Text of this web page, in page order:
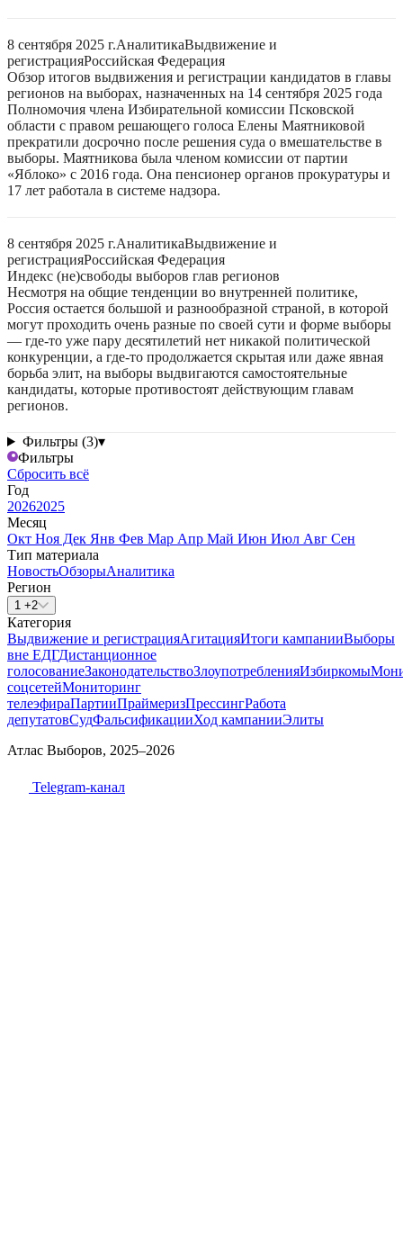
8 сентября 2025 г.АналитикаВыдвижение и
регистрацияРоссийская Федерация
Обзор итогов выдвижения и регистрации кандидатов в главы
регионов на выборах, назначенных на 14 сентября 2025 года
Полномочия члена Избирательной комиссии Псковской
области с правом решающего голоса Елены Маятниковой
прекратили досрочно после решения суда о вмешательстве в
выборы. Маятникова была членом комиссии от партии
«Яблоко» с 2016 года. Она пенсионер органов прокуратуры и
17 лет работала в системе надзора.
8 сентября 2025 г.АналитикаВыдвижение и
регистрацияРоссийская Федерация
Индекс (не)свободы выборов глав регионов
Несмотря на общие тенденции во внутренней политике,
Россия остается большой и разнообразной страной, в которой
могут проходить очень разные по своей сути и форме выборы
— где-то уже пару десятилетий нет никакой политической
конкуренции, а где-то продолжается скрытая или даже явная
борьба элит, на выборы выдвигаются самостоятельные
кандидаты, которые противостоят действующим главам
регионов.
Фильтры (3)▾
Фильтры
Сбросить всё
Год
20262025
Месяц
Окт Ноя Дек Янв Фев Мар Апр Май Июн Июл Авг Сен
Тип материала
НовостьОбзорыАналитика
Регион
1 +2
Категория
Выдвижение и регистрацияАгитацияИтоги кампанииВыборы
вне ЕДГДистанционное
голосованиеЗаконодательствоЗлоупотребленияИзбиркомы
соцсетейМониторинг
телеэфираПартииПраймеризПрессингРабота
депутатовСудФальсификацииХод кампанииЭлиты
Атлас Выборов, 2025–2026
Telegram-канал